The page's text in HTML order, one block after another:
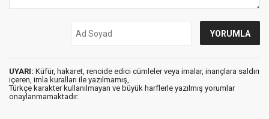
UYARI: Küfür, hakaret, rencide edici cümleler veya imalar, inançlara saldırı
içeren, imla kuralları ile yazılmamış,
Türkçe karakter kullanılmayan ve büyük harflerle yazılmış yorumlar
onaylanmamaktadır.